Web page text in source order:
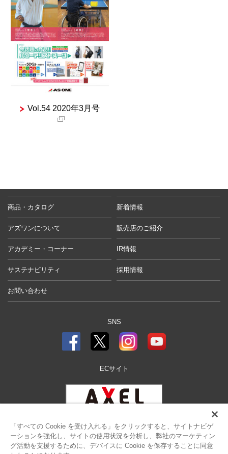
Vol.54 2020年3月号
商品・カタログ 新着情報
アズワンについて 販売店のご紹介
アカデミー・コーナー IR情報
サステナビリティ 採用情報
お問い合わせ
SNS
ECサイト
「すべての Cookie を受け入れる」をクリックすると、サイトナビゲ
ーションを強化し、サイトの使用状況を分析し、弊社のマーケティン
グ活動を支援するために、デバイスに Cookie を保存することに同意